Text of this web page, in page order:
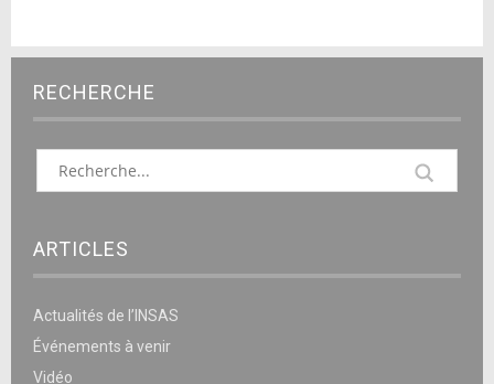
RECHERCHE
ARTICLES
Actualités de l’INSAS
Événements à venir
Vidéo